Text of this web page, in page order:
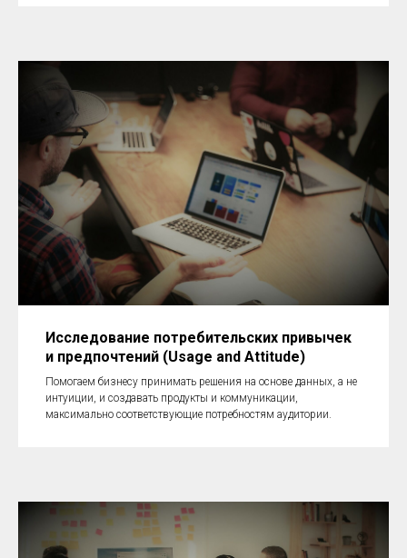
Исследование потребительских привычек
и предпочтений (Usage and Attitude)
Помогаем бизнесу принимать решения на основе данных, а не
интуиции, и создавать продукты и коммуникации,
максимально соответствующие потребностям аудитории.